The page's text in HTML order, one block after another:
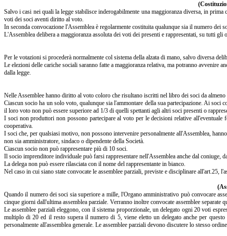
Salvo i casi nei quali la legge stabilisce inderogabilmente una maggioranza diversa, in
voti dei soci aventi diritto al voto.
In seconda convocazione l'Assemblea è regolarmente costituita qualunque sia il numero dei
L'Assemblea delibera a maggioranza assoluta dei voti dei presenti e rappresentati, su tutti
Per le votazioni si procederà normalmente col sistema della alzata di mano, salvo diversa
Le elezioni delle cariche sociali saranno fatte a maggioranza relativa, ma potranno avvenire
dalla legge.
Nelle Assemblee hanno diritto al voto coloro che risultano iscritti nel libro dei soci da
Ciascun socio ha un solo voto, qualunque sia l'ammontare della sua partecipazione. Ai
il loro voto non può essere superiore ad 1/3 di quelli spettanti agli altri soci presenti o
I soci non produttori non possono partecipare al voto per le decisioni relative
cooperativa.
I soci che, per qualsiasi motivo, non possono intervenire personalmente all'Assemblea,
non sia amministratore, sindaco o dipendente della Società.
Ciascun socio non può rappresentare più di 10 soci.
Il socio imprenditore individuale può farsi rappresentare nell'Assemblea anche dal
La delega non può essere rilasciata con il nome del rappresentante in bianco.
Nel caso in cui siano state convocate le assemblee parziali, previste e disciplinare all'art.25,
Quando il numero dei soci sia superiore a mille, l'Organo amministrativo può convocare
cinque giorni dall'ultima assemblea parziale. Verranno inoltre convocate assemblee
Le assemblee parziali eleggono, con il sistema proporzionale, un delegato ogni 20 voti
multiplo di 20 ed il resto supera il numero di 5, viene eletto un delegato anche per
personalmente all'assemblea generale. Le assemblee parziali devono discutere lo stesso